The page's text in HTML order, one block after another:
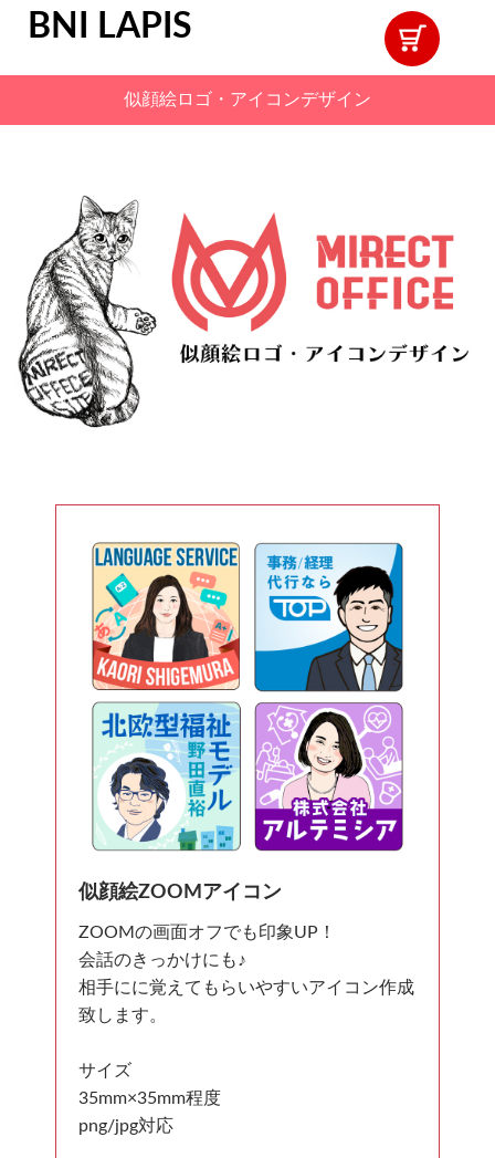
BNI LAPIS
似顔絵ロゴ・アイコンデザイン
似顔絵ZOOMアイコン
ZOOMの画面オフでも印象UP！
会話のきっかけにも♪
相手にに覚えてもらいやすいアイコン作成
致します。
サイズ
35mm×35mm程度
png/jpg対応